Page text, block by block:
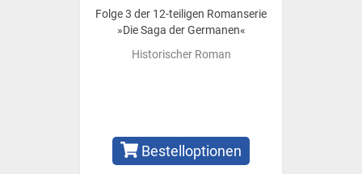
Folge 3 der 12-teiligen Romanserie
»Die Saga der Germanen«
Historischer Roman
Bestelloptionen